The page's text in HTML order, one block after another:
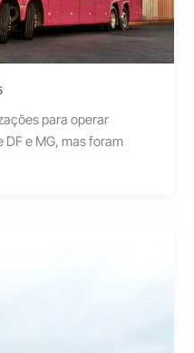
para operar
e MG, mas foram